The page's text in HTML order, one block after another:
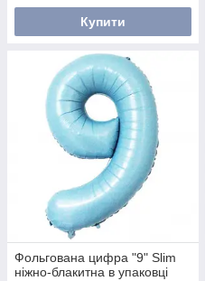
Купити
Фольгована цифра "9" Slim
ніжно-блакитна в упаковці